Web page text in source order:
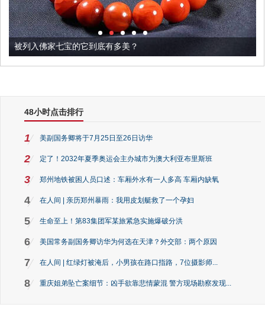
被列入佛家七宝的它到底有多美？
48小时点击排行
1 美副国务卿将于7月25日至26日访华
2 定了！2032年夏季奥运会主办城市为澳大利亚布里斯班
3 郑州地铁被困人员口述：车厢外水有一人多高 车厢内缺氧
4 在人间 | 亲历郑州暴雨：我用皮划艇救了一个孕妇
5 生命至上！第83集团军某旅紧急实施爆破分洪
6 美国常务副国务卿访华为何选在天津？外交部：两个原因
7 在人间 | 红绿灯被淹后，小男孩在路口指路，7位摄影师...
8 重庆姐弟坠亡案细节：凶手欲靠悲情蒙混 警方现场勘察发现...